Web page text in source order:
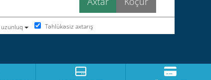
Təhlükəsiz axtarış